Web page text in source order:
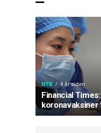
NTB 4 år siden
Financial
koronavaksiner